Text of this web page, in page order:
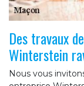
Des travaux
Winterstein
Nous vous